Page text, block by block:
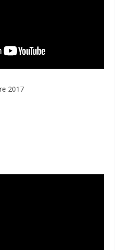
2017